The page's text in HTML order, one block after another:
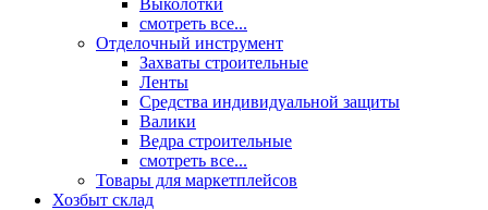
Выколотки
смотреть все...
Отделочный инструмент
Захваты строительные
Ленты
Средства индивидуальной защиты
Валики
Ведра строительные
смотреть все...
Товары для маркетплейсов
Хозбыт склад